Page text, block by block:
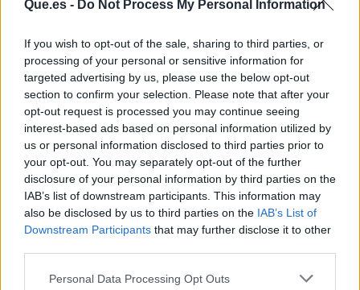
Que.es - Do Not Process My Personal Information
If you wish to opt-out of the sale, sharing to third parties, or
processing of your personal or sensitive information for
targeted advertising by us, please use the below opt-out
section to confirm your selection. Please note that after your
opt-out request is processed you may continue seeing
interest-based ads based on personal information utilized by
us or personal information disclosed to third parties prior to
your opt-out. You may separately opt-out of the further
disclosure of your personal information by third parties on the
IAB’s list of downstream participants. This information may
also be disclosed by us to third parties on the IAB’s List of
Downstream Participants that may further disclose it to other
Personal Data Processing Opt Outs
Publicidad